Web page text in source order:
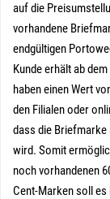
auf die
vorhandene
endgültigen
Kunde erhält ab
haben einen Wert
den Filialen oder
dass die
wird. Somit
noch vorhandenen
Cent-Marken soll es